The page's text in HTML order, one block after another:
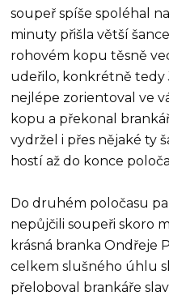
soupeř spíše spoléhal
minuty přišla větší
rohovém kopu těsně
udeřilo, konkrétně tedy
nejlépe zorientoval ve
kopu a překonal
vydržel i přes nějaké ty
hostí až do konce
Do druhém poločasu
nepůjčili soupeři skoro
krásná branka Ondřeje
celkem slušného úhlu
přeloboval brankáře